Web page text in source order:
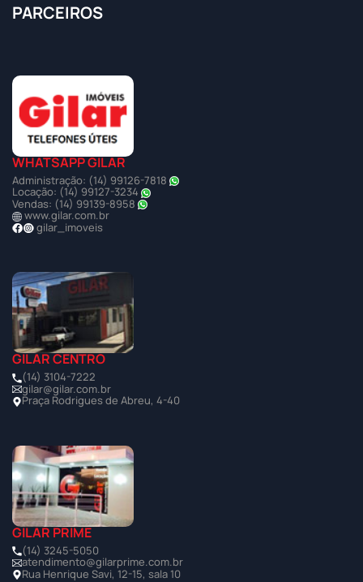
PARCEIROS
WHATSAPP GILAR
Administração: (14) 99126-7818
Locação: (14) 99127-3234
Vendas: (14) 99139-8958
www.gilar.com.br
gilar_imoveis
GILAR CENTRO
(14) 3104-7222
gilar@gilar.com.br
Praça Rodrigues de Abreu, 4-40
GILAR PRIME
(14) 3245-5050
atendimento@gilarprime.com.br
Rua Henrique Savi, 12-15, sala 10